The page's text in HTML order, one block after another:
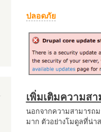
ปลอดภัย
เพิ่มเติมความส
นอกจากความสามารถ
มาก ตัวอย่างโมดูลที่น่า